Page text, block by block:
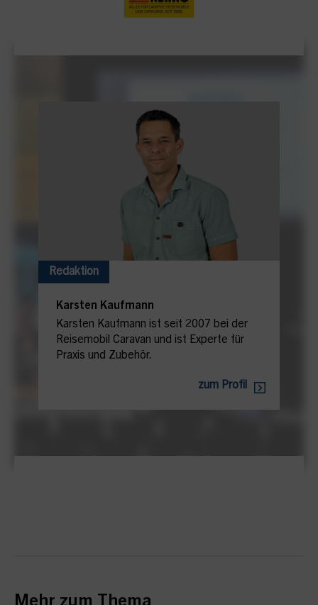
Redaktion
Karsten Kaufmann
Karsten Kaufmann ist seit 2007 bei der
Reisemobil Caravan und ist Experte für
Praxis und Zubehör.
zum Profil